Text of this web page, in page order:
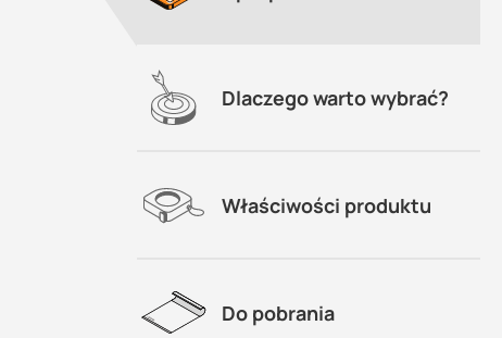
Dlaczego warto wybrać?
Właściwości produktu
Do pobrania